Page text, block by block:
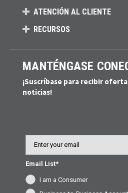
ATENCIÓN AL CLIENTE
RECURSOS
MANTÉNGASE
¡Suscríbase para recibir
noticias!
Email List*
I am a Consumer